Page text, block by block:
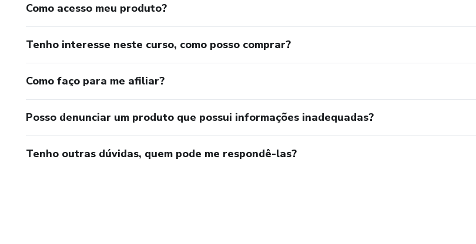
Como acesso meu produto?
Tenho interesse neste curso, como posso comprar?
Como faço para me afiliar?
Posso denunciar um produto que possui informações inadequadas?
Tenho outras dúvidas, quem pode me respondê-las?